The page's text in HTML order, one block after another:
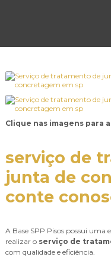
Clique nas imagens para
serviço de
junta de
conte
A Base SPP Pisos possui
realizar o serviço de
com qualidade e eficiência.